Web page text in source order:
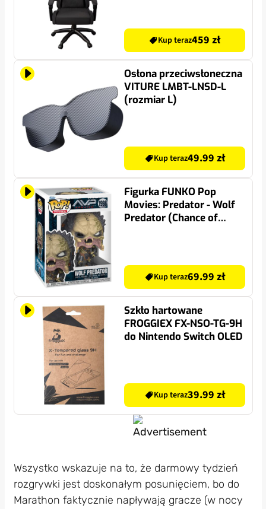
Kup teraz459 zł
Osłona przeciwsłoneczna
VITURE LMBT-LNSD-L
(rozmiar L)
Kup teraz49.99 zł
Figurka FUNKO Pop
Movies: Predator - Wolf
Predator (Chance of
Kup teraz69.99 zł
Szkło hartowane
FROGGIEX FX-NSO-TG-9H
do Nintendo Switch OLED
Kup teraz39.99 zł
Wszystko wskazuje na to, że darmowy tydzień
rozgrywki jest doskonałym posunięciem, bo do
Marathon faktycznie napływają gracze (w nocy